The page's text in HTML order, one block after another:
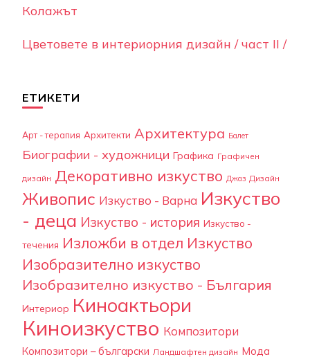
Колажът
Цветовете в интериорния дизайн / част II /
ЕТИКЕТИ
Арт - терапия Архитекти Архитектура Балет
Биографии - художници Графика Графичен
дизайн Декоративно изкуство Джаз Дизайн
Живопис Изкуство - Варна Изкуство
- деца Изкуство - история Изкуство -
течения Изложби в отдел Изкуство
Изобразително изкуство
Изобразително изкуство - България
Интериор Киноактьори
Киноизкуство Композитори
Композитори – български Ландшафтен дизайн Мода